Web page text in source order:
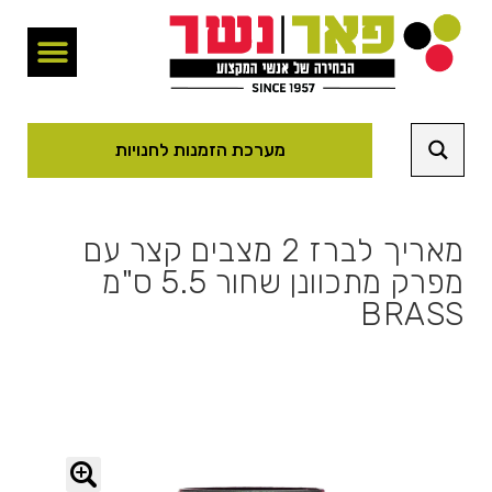
מערכת הזמנות לחנויות
מאריך לברז 2 מצבים קצר עם
מפרק מתכוונן שחור 5.5 ס"מ
BRASS